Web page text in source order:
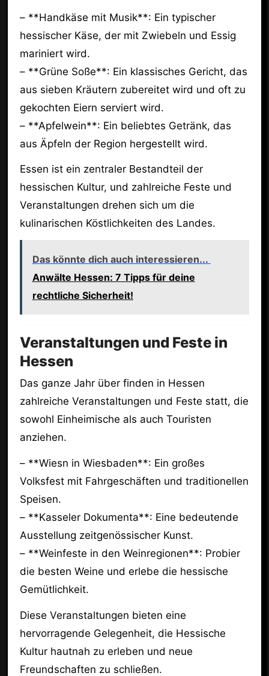
– **Handkäse mit Musik**: Ein typischer
hessischer Käse, der mit Zwiebeln und Essig
mariniert wird.
– **Grüne Soße**: Ein klassisches Gericht, das
aus sieben Kräutern zubereitet wird und oft zu
gekochten Eiern serviert wird.
– **Apfelwein**: Ein beliebtes Getränk, das
aus Äpfeln der Region hergestellt wird.
Essen ist ein zentraler Bestandteil der
hessischen Kultur, und zahlreiche Feste und
Veranstaltungen drehen sich um die
kulinarischen Köstlichkeiten des Landes.
Das könnte dich auch interessieren...
Anwälte Hessen: 7 Tipps für deine
rechtliche Sicherheit!
Veranstaltungen und Feste in
Hessen
Das ganze Jahr über finden in Hessen
zahlreiche Veranstaltungen und Feste statt, die
sowohl Einheimische als auch Touristen
anziehen.
– **Wiesn in Wiesbaden**: Ein großes
Volksfest mit Fahrgeschäften und traditionellen
Speisen.
– **Kasseler Dokumenta**: Eine bedeutende
Ausstellung zeitgenössischer Kunst.
– **Weinfeste in den Weinregionen**: Probier
die besten Weine und erlebe die hessische
Gemütlichkeit.
Diese Veranstaltungen bieten eine
hervorragende Gelegenheit, die Hessische
Kultur hautnah zu erleben und neue
Freundschaften zu schließen.